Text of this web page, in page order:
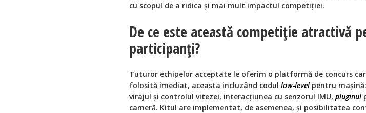
cu scopul de a ridica și mai mult impactul competiției.
De ce este această competiție atractivă
participanți?
Tuturor echipelor acceptate le oferim o platformă de concurs
folosită imediat, aceasta incluzând codul low-level pentru
virajul și controlul vitezei, interacțiunea cu senzorul IMU, pluginul
cameră. Kitul are implementat, de asemenea, și posibilitatea